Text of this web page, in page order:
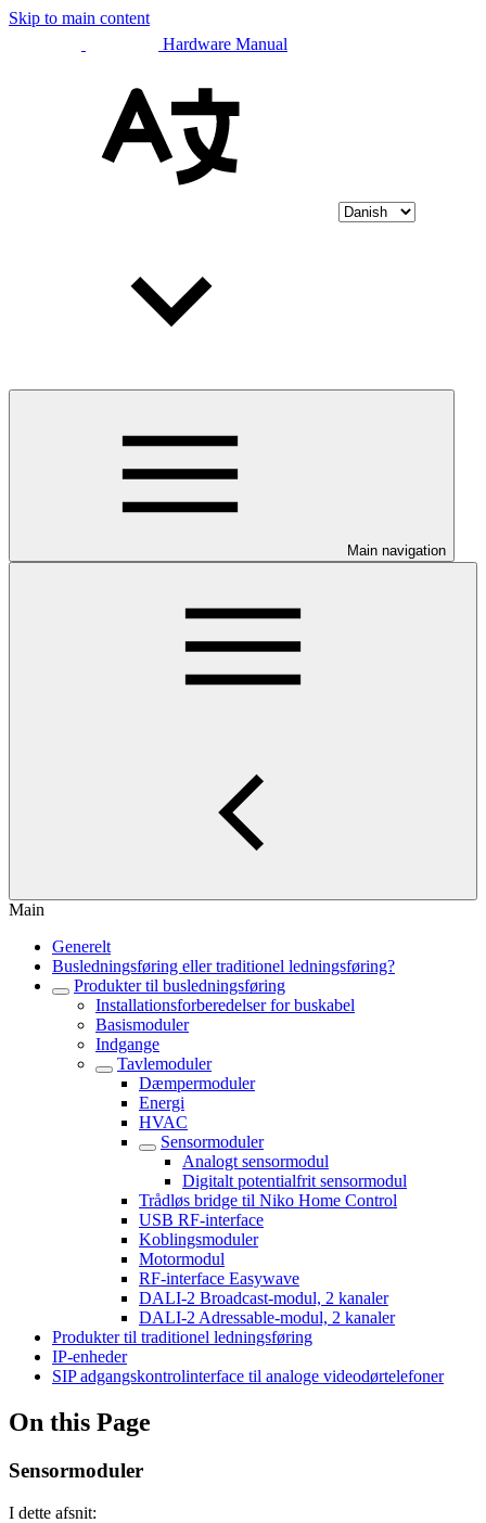
Skip to main content
Hardware Manual
Main navigation
Main
Generelt
Busledningsføring eller traditionel ledningsføring?
Produkter til busledningsføring
Installationsforberedelser for buskabel
Basismoduler
Indgange
Tavlemoduler
Dæmpermoduler
Energi
HVAC
Sensormoduler
Analogt sensormodul
Digitalt potentialfrit sensormodul
Trådløs bridge til Niko Home Control
USB RF-interface
Koblingsmoduler
Motormodul
RF-interface Easywave
DALI-2 Broadcast-modul, 2 kanaler
DALI-2 Adressable-modul, 2 kanaler
Produkter til traditionel ledningsføring
IP-enheder
SIP adgangskontrolinterface til analoge videodørtelefoner
On this Page
Sensormoduler
I dette afsnit: